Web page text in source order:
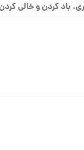
باد کردن و خالی